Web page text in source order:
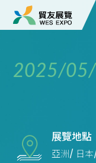
2025/
展覽地點
亞洲/ 日